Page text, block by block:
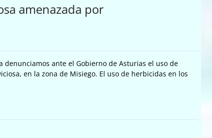
amenazada por
denunciamos ante el Gobierno de Asturias el uso de
en la zona de Misiego. El uso de herbicidas en los